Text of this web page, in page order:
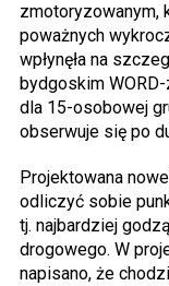
zmotoryzowanym,
poważnych
wpłynęła na
bydgoskim
dla 15-osobowej
obserwuje się po
Projektowana
odliczyć sobie
tj. najbardziej
drogowego. W
napisano, że